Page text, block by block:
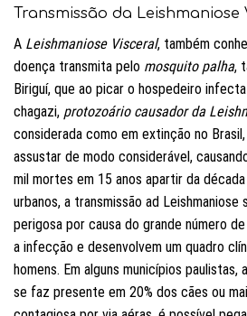
Transmissão da Leishmaniose
A Leishmaniose Visceral, também
doença transmita pelo mosquito palha,
Biriguí, que ao picar o hospedeiro
chagazi, protozoário causador da
considerada como em extinção no
assustar de modo considerável,
mil mortes em 15 anos apartir da
urbanos, a transmissão ad
perigosa por causa do grande número
a infecção e desenvolvem um quadro
homens. Em alguns municípios paulistas, a
se faz presente em 20% dos cães ou